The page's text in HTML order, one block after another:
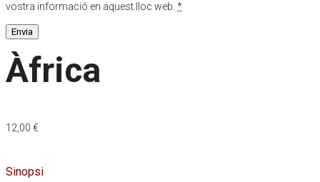
vostra informació en aquest lloc web. *
Àfrica
12,00 €
Sinopsi